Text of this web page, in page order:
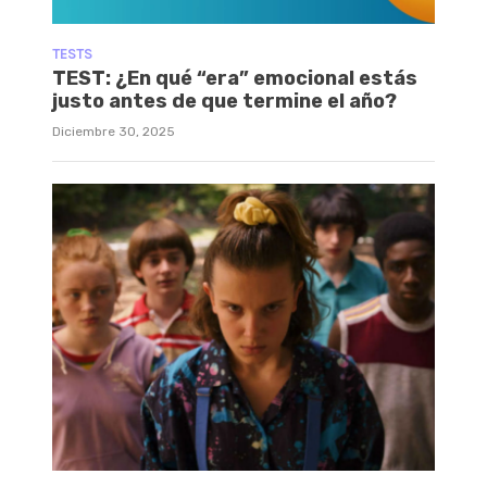
TESTS
TEST: ¿En qué “era” emocional estás
justo antes de que termine el año?
Diciembre 30, 2025